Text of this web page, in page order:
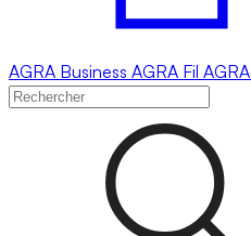
AGRA Business AGRA Fil AGRA